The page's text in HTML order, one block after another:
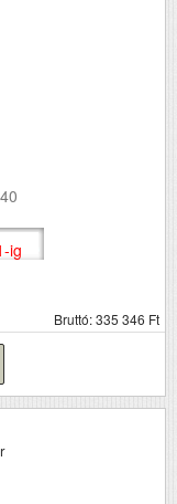
ig
Bruttó: 335 346 Ft